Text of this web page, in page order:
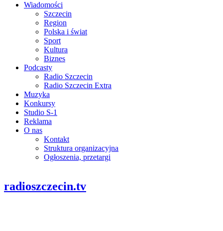
Wiadomości
Szczecin
Region
Polska i świat
Sport
Kultura
Biznes
Podcasty
Radio Szczecin
Radio Szczecin Extra
Muzyka
Konkursy
Studio S-1
Reklama
O nas
Kontakt
Struktura organizacyjna
Ogłoszenia, przetargi
radioszczecin.tv